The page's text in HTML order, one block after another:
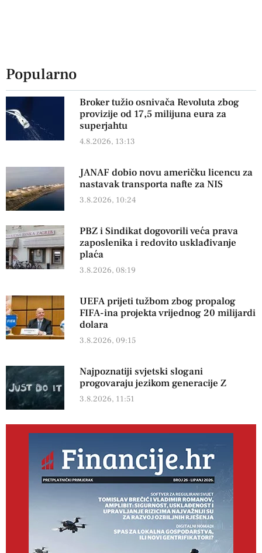
Popularno
Broker tužio osnivača Revoluta zbog
provizije od 17,5 milijuna eura za
superjahtu
4.8.2026, 13:13
JANAF dobio novu američku licencu za
nastavak transporta nafte za NIS
3.8.2026, 10:24
PBZ i Sindikat dogovorili veća prava
zaposlenika i redovito usklađivanje
plaća
3.8.2026, 08:19
UEFA prijeti tužbom zbog propalog
FIFA-ina projekta vrijednog 20 milijardi
dolara
3.8.2026, 09:15
Najpoznatiji svjetski slogani
progovaraju jezikom generacije Z
3.8.2026, 11:51